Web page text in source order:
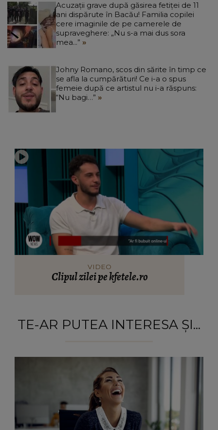
Acuzații grave după găsirea fetiței de 11
ani dispărute în Bacău! Familia copilei
cere imaginile de pe camerele de
supraveghere: „Nu s-a mai dus sora
mea...”
Johny Romano, scos din sărite în timp ce
se afla la cumpărături! Ce i-a o spus
femeie după ce artistul nu i-a răspuns:
“Nu bagi…”
VIDEO
Clipul zilei pe kfetele.ro
TE-AR PUTEA INTERESA ȘI...